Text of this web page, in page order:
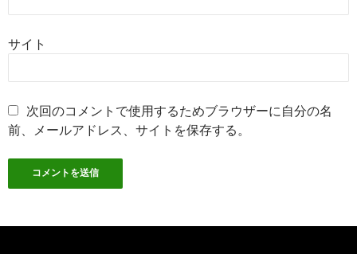
サイト
次回のコメントで使用するためブラウザーに自分の名
前、メールアドレス、サイトを保存する。